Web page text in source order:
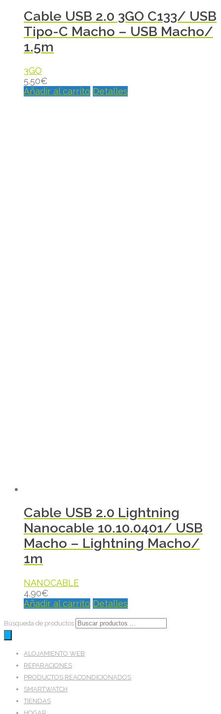
Cable USB 2.0 3GO C133/ USB
Tipo-C Macho – USB Macho/
1.5m
3GO
5.50€
Añadir al carrito Detalles
Cable USB 2.0 Lightning
Nanocable 10.10.0401/ USB
Macho – Lightning Macho/
1m
NANOCABLE
4.90€
Añadir al carrito Detalles
Búsqueda de productos
ALOJAMIENTO WEB
REPARACIONES
PRODUCTOS REACONDICIONADOS
SMARTWATCH
TIENDAS